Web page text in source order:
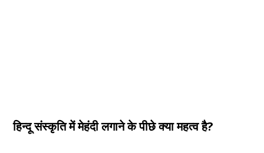
हिन्दू संस्कृति में मेहंदी लगाने के पीछे क्या महत्व है?